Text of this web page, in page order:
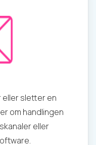
eller sletter en
om handlingen
eller